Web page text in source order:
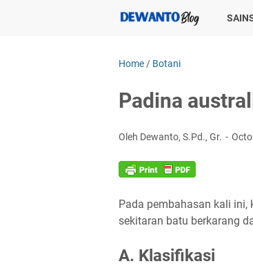
Home / Botani
Padina
Oleh Dewanto, S.Pd., Gr.
Pada pembahasan kali
sekitaran batu berkarang
A. Klasifikasi